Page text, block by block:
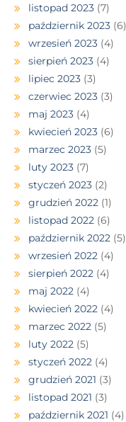
listopad 2023 (7)
październik 2023 (6)
wrzesień 2023 (4)
sierpień 2023 (4)
lipiec 2023 (3)
czerwiec 2023 (3)
maj 2023 (4)
kwiecień 2023 (6)
marzec 2023 (5)
luty 2023 (7)
styczeń 2023 (2)
grudzień 2022 (1)
listopad 2022 (6)
październik 2022 (5)
wrzesień 2022 (4)
sierpień 2022 (4)
maj 2022 (4)
kwiecień 2022 (4)
marzec 2022 (5)
luty 2022 (5)
styczeń 2022 (4)
grudzień 2021 (3)
listopad 2021 (3)
październik 2021 (4)